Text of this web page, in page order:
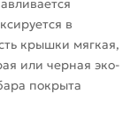
в
крышки мягкая,
или черная эко-
покрыта